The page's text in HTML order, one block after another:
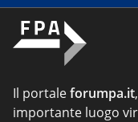
Il portaleforumpa.it
importante luogo